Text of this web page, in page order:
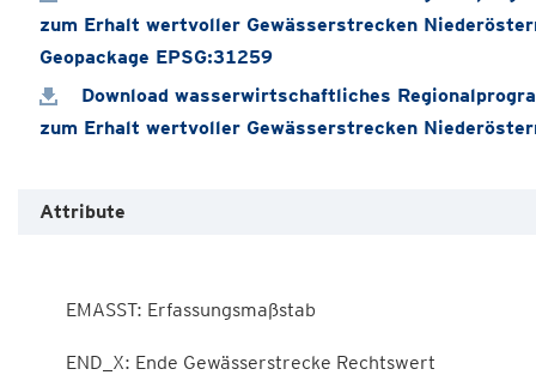
zum Erhalt wertvoller Gewässerstrecken
Geopackage EPSG:31259
Download wasserwirtschaftliches
zum Erhalt wertvoller Gewässerstrecken
Attribute